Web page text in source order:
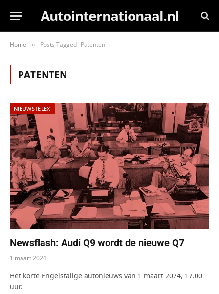
Autointernationaal.nl
Home » Posts Tagged "Patenten"
PATENTEN
NIEUWSTELEX
Newsflash: Audi Q9 wordt de nieuwe Q7
1 maart 2024
Het korte Engelstalige autonieuws van 1 maart 2024, 17.00
uur.